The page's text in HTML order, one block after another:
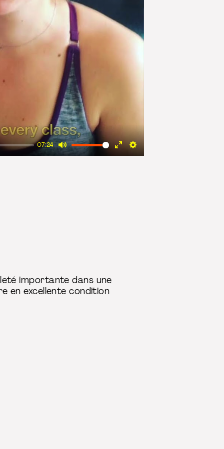
07:24
Mute
EnterSettings
importante dans une
en excellente condition